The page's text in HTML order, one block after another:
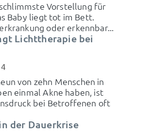
Vorstellung für
Baby liegt tot im Bett.
oder erkennbar...
Lichttherapie bei
von zehn Menschen in
einmal Akne haben, ist
bei Betroffenen oft
der Dauerkrise